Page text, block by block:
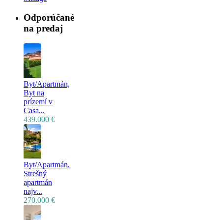
Odporúčané
na predaj
Byt/Apartmán,
Byt na
prízemí v
Casa...
439.000 €
Byt/Apartmán,
Strešný
apartmán
najv...
270.000 €